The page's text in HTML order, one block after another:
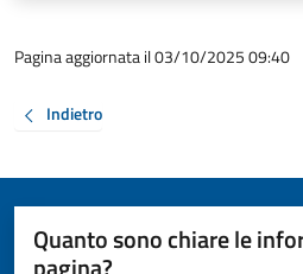
Pagina aggiornata il 03/10/2025 09:40
Indietro
Quanto sono chiare le